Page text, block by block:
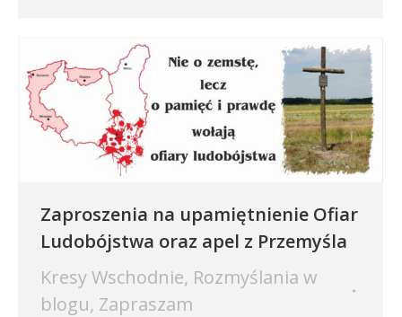
Zaproszenia na upamiętnienie Ofiar
Ludobójstwa oraz apel z Przemyśla
Kresy Wschodnie, Rozmyślania w
blogu, Zapraszam